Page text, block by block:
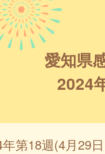
愛知県
2024
第18週(4月29